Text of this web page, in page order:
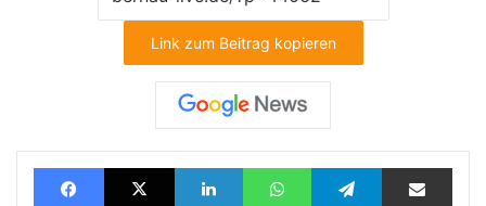
Link zum Beitrag kopieren
FacebookX LinkedInWhatsAppTelegramTeilen via E-Mail